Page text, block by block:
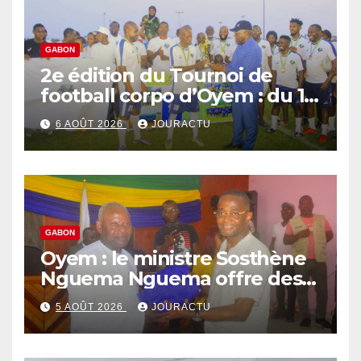
GABON
2e édition du Tournoi de
football corpo d’Oyem : du 12
septembre au 3 octobre 2026
6 AOÛT 2026 JOURACTU
GABON
Oyem : le ministre Sosthène
Nguema Nguema offre des
nouvelles tenues aux chefs
de quartiers
5 AOÛT 2026 JOURACTU